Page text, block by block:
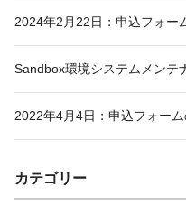
2024年2月22日：申込フォー
Sandbox環境システムメンテ
2022年4月4日：申込フォー
カテゴリー